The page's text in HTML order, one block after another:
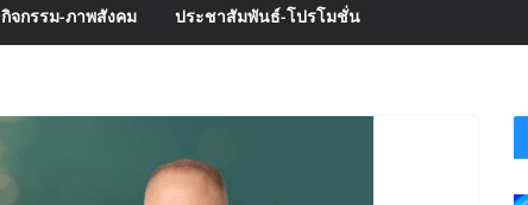
กิจกรรม-ภาพสังคม ประชาสัมพันธ์-โปรโมชั่น